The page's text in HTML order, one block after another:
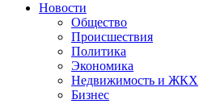
Новости
Общество
Происшествия
Политика
Экономика
Недвижимость и ЖКХ
Бизнес